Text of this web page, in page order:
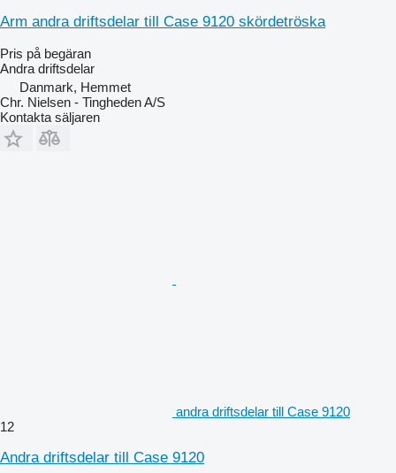
Arm andra driftsdelar till Case 9120 skördetröska
Pris på begäran
Andra driftsdelar
Danmark, Hemmet
Chr. Nielsen - Tingheden A/S
Kontakta säljaren
andra driftsdelar till Case 9120
12
Andra driftsdelar till Case 9120